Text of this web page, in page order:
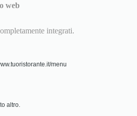
web
integrati.
menu
altro.